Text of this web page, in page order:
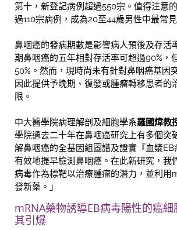
第十，新登記病例超過550宗。值得注意
過110宗病例，成為20至44歲男性中最常
鼻咽癌的發病期數是影響病人預後及存活
期鼻咽癌的五年相對存活率可超過90%，
50%。然而，現時尚未有針對鼻咽癌基因
因此提供予晚期、復發或腫瘤轉移患者的
限。
中大醫學院病理解剖及細胞學系羅國煒教
學院過去二十年在鼻咽癌研究上有多個突
解鼻咽癌的全基因組圖譜及證實『血漿
有效地提早檢測鼻咽癌。在此新研究，我
病毒作為標靶以治療腫瘤的潛力，並利用
發新藥。」
mRNA藥物誘導EB病毒陽性的癌
其引爆